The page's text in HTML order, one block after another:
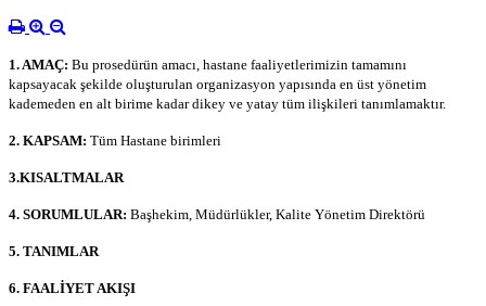
1. AMAÇ: Bu prosedürün amacı, hastane faaliyetlerimizin tamamını
kapsayacak şekilde oluşturulan organizasyon yapısında en üst yönetim
kademeden en alt birime kadar dikey ve yatay tüm ilişkileri tanımlamaktır.
2. KAPSAM: Tüm Hastane birimleri
3.KISALTMALAR
4. SORUMLULAR: Başhekim, Müdürlükler, Kalite Yönetim Direktörü
5. TANIMLAR
6. FAALİYET AKIŞI